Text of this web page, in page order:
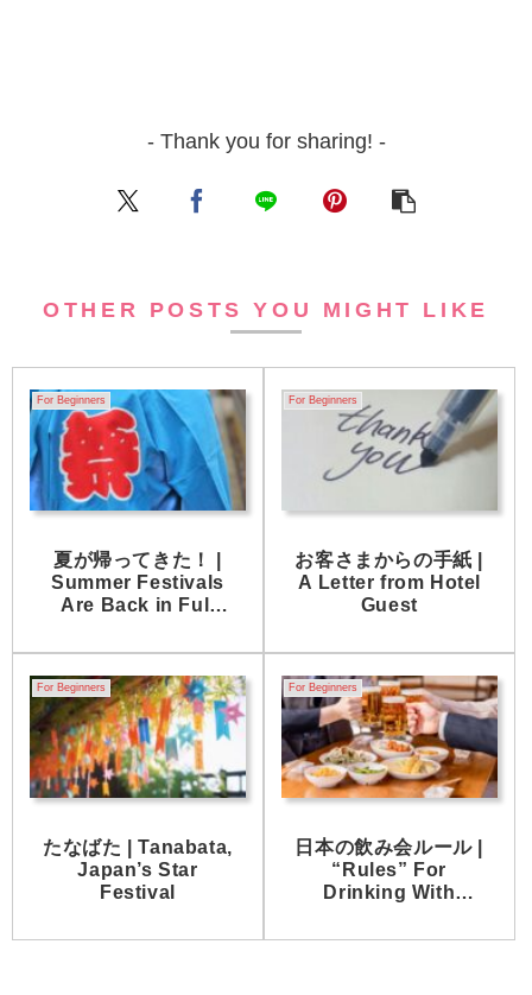
- Thank you for sharing! -
OTHER POSTS YOU MIGHT LIKE
For Beginners
夏が帰ってきた！ |
Summer Festivals
Are Back in Full
For Beginners
お客さまからの手紙 |
A Letter from Hotel
Guest
For Beginners
たなばた | Tanabata,
Japan’s Star
Festival
For Beginners
日本の飲み会ルール |
“Rules” For
Drinking With
Coworkers